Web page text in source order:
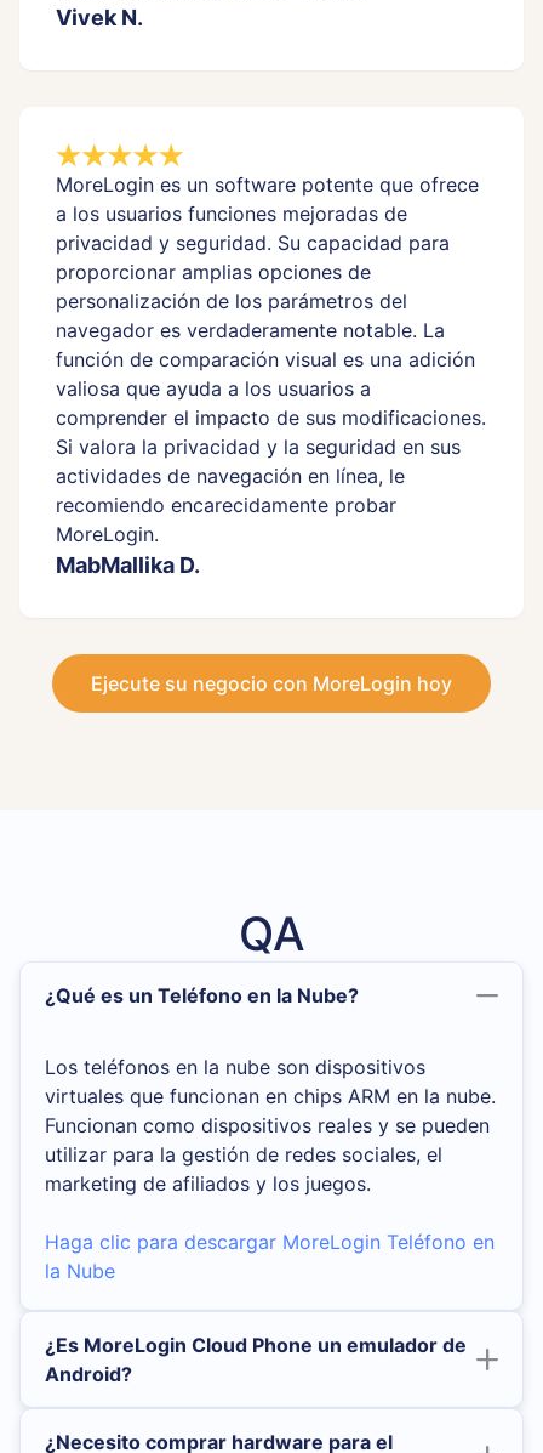
Vivek N.
MoreLogin es un software potente que ofrece
a los usuarios funciones mejoradas de
privacidad y seguridad. Su capacidad para
proporcionar amplias opciones de
personalización de los parámetros del
navegador es verdaderamente notable. La
función de comparación visual es una adición
valiosa que ayuda a los usuarios a
comprender el impacto de sus modificaciones.
Si valora la privacidad y la seguridad en sus
actividades de navegación en línea, le
recomiendo encarecidamente probar
MoreLogin.
MabMallika D.
Ejecute su negocio con MoreLogin hoy
QA
¿Qué es un Teléfono en la Nube?
Los teléfonos en la nube son dispositivos
virtuales que funcionan en chips ARM en la nube.
Funcionan como dispositivos reales y se pueden
utilizar para la gestión de redes sociales, el
marketing de afiliados y los juegos.
Haga clic para descargar MoreLogin Teléfono en
la Nube
¿Es MoreLogin Cloud Phone un emulador de
Android?
¿Necesito comprar hardware para el